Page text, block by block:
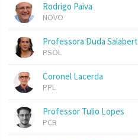
Rodrigo Paiva
NOVO
Professora Duda Salabert
PSOL
Coronel Lacerda
PPL
Professor Tulio Lopes
PCB